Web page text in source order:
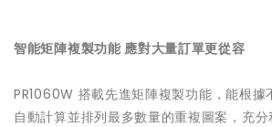
智能矩陣複製功能 應對大量訂單更從容
PR1060W 搭載先進矩陣複製功能，能根據
自動計算並排列最多數量的重複圖案，充